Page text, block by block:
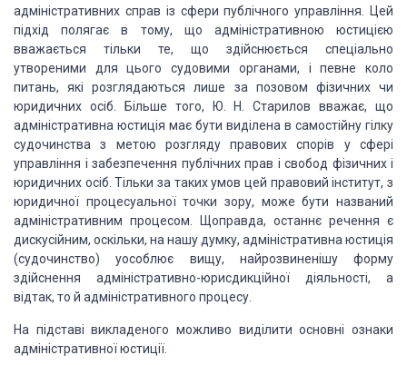
адміністра­тивних справ із сфери публічного управління. Цей
підхід поля­гає в тому, що адміністративною юстицією
вважається тільки те, що здійснюється спеціально
утвореними для цього судови­ми органами, і певне коло
питань, які розглядаються лише за позовом фізичних чи
юридичних осіб. Більше того, Ю. Н.
Старилов вважає, що
адміністративна юстиція має бути виділена в самостійну гілку
судочинства з метою розгляду правових спорів у сфері
управління і забезпечення публічних прав і свобод фі­зичних і
юридичних осіб. Тільки за таких умов цей правовий інститут, з
юридичної процесуальної точки зору, може бути на­званий
адміністративним процесом. Щоправда, останнє ре­чення є
дискусійним, оскільки, на нашу думку, адміністратив­на юстиція
(судочинство) уособлює вищу, найрозвиненішу форму
здійснення адміністративно-юрисдикційної діяльності, а
відтак, то й адміністративного процесу.
На підставі викладеного можливо виділити основні ознаки
адміністративної юстиції.